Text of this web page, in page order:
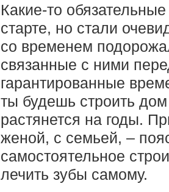
Какие-то
старте, но стали
со временем
связанные с ними
гарантированные
ты будешь строить
растянется на годы.
женой, с семьей, –
самостоятельное
лечить зубы самому.